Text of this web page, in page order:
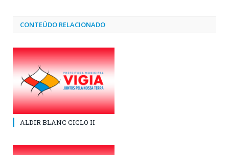
CONTEÚDO RELACIONADO
ALDIR BLANC CICLO II